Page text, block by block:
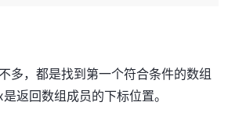
多，都是找到第一个符合条件的数组
返回数组成员的下标位置。